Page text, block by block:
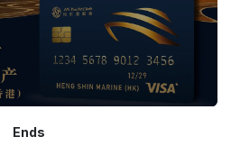
Ends